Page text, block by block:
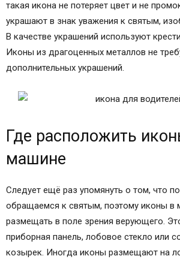
такая икона не потеряет цвет и не
украшают в знак уважения к святым,
В качестве украшений используют
Иконы из драгоценных металлов не
дополнительных украшений.
Где расположить
машине
Следует ещё раз упомянуть о том, что
обращаемся к святым, поэтому иконы в
размещать в поле зрения верующего.
приборная панель, лобовое стекло или
козырек. Иногда иконы размещают на